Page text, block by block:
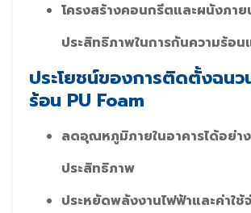
โครงสร้างคอนกรีตและผนังภา
ประสิทธิภาพในการกันความร้อ
ประโยชน์ของการติดตั้งฉนว
ร้อน PU Foam
ลดอุณหภูมิภายในอาคารได้อย่า
ประสิทธิภาพ
ประหยัดพลังงานไฟฟ้าและค่าใช้